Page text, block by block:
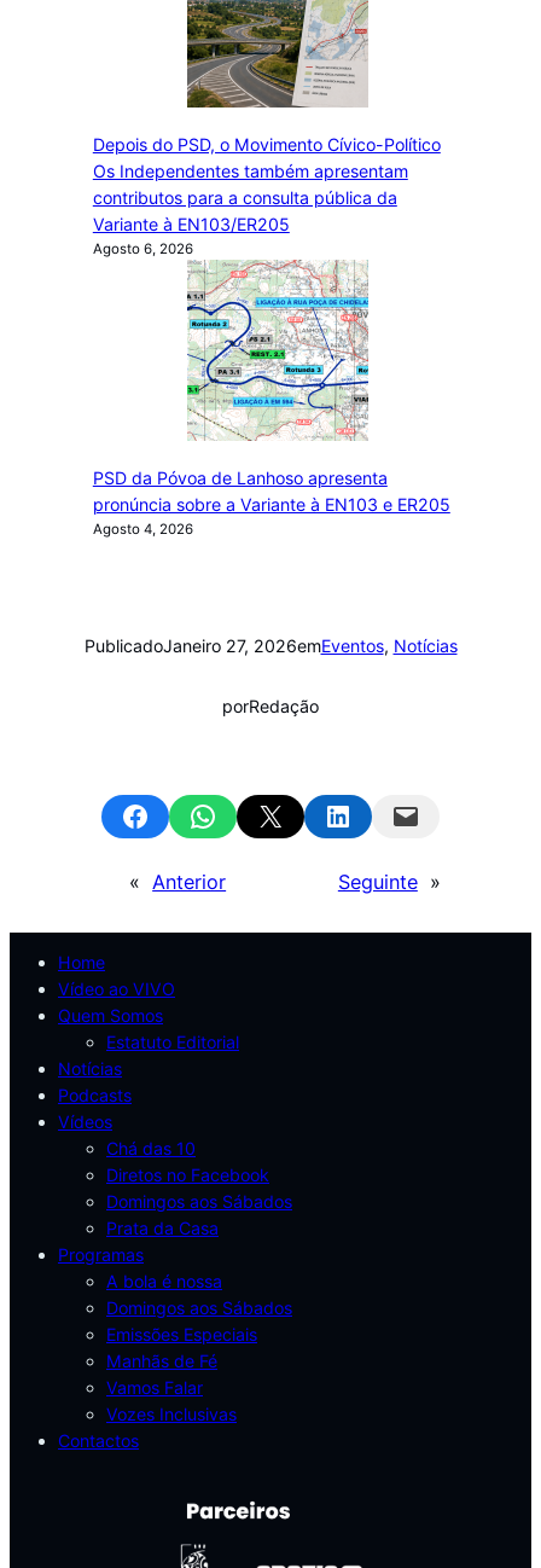
Depois do PSD, o Movimento Cívico-Político
Os Independentes também apresentam
contributos para a consulta pública da
Variante à EN103/ER205
Agosto 6, 2026
PSD da Póvoa de Lanhoso apresenta
pronúncia sobre a Variante à EN103 e ER205
Agosto 4, 2026
PublicadoJaneiro 27, 2026emEventos, Notícias
porRedação
Share on FacebookShare on WhatsApp
Email this Page Share on LinkedInEmail this Page
« Anterior Seguinte »
Home
Vídeo ao VIVO
Quem Somos
Estatuto Editorial
Notícias
Podcasts
Vídeos
Chá das 10
Diretos no Facebook
Domingos aos Sábados
Prata da Casa
Programas
A bola é nossa
Domingos aos Sábados
Emissões Especiais
Manhãs de Fé
Vamos Falar
Vozes Inclusivas
Contactos